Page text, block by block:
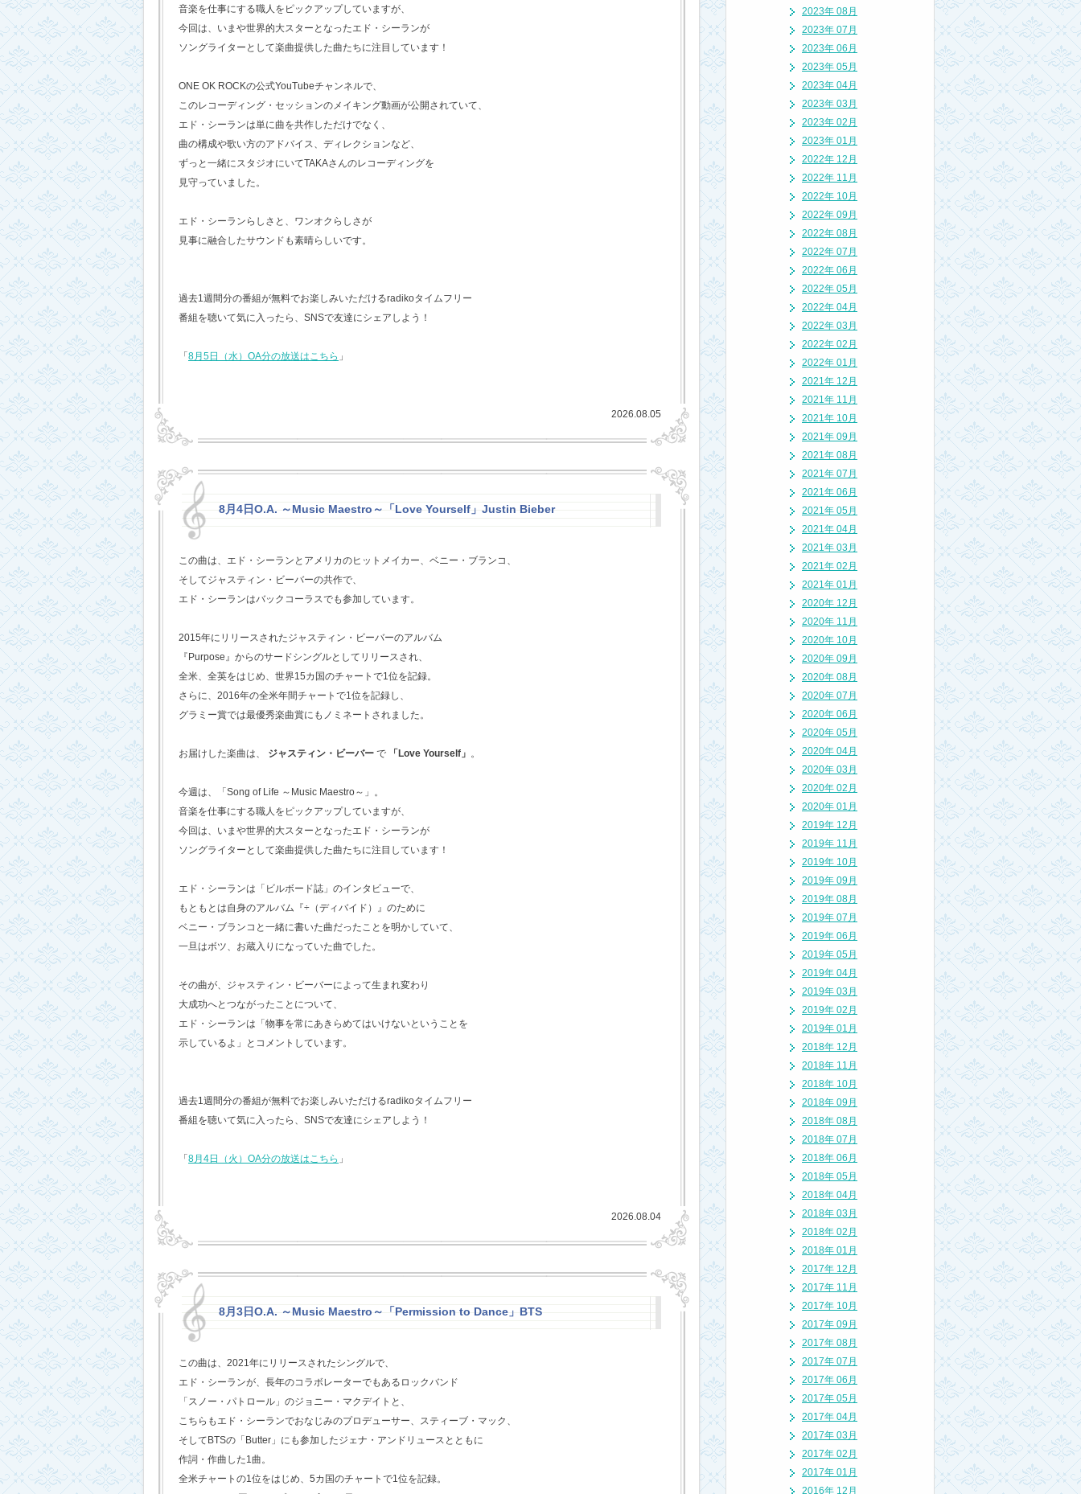
音楽を仕事にする職人をピックアップしていますが、
今回は、いまや世界的大スターとなったエド・シーランが
ソングライターとして楽曲提供した曲たちに注目しています！
ONE OK ROCKの公式YouTubeチャンネルで、
このレコーディング・セッションのメイキング動画が公開されていて、
エド・シーランは単に曲を共作しただけでなく、
曲の構成や歌い方のアドバイス、ディレクションなど、
ずっと一緒にスタジオにいてTAKAさんのレコーディングを
見守っていました。
エド・シーランらしさと、ワンオクらしさが
見事に融合したサウンドも素晴らしいです。
過去1週間分の番組が無料でお楽しみいただけるradikoタイムフリー
番組を聴いて気に入ったら、SNSで友達にシェアしよう！
「 8月5日（水）OA分の放送はこちら 」
2026.08.05
8月4日O.A. ～Music Maestro～「Love Yourself」Justin Bieber
この曲は、エド・シーランとアメリカのヒットメイカー、ベニー・ブランコ、
そしてジャスティン・ビーバーの共作で、
エド・シーランはバックコーラスでも参加しています。
2015年にリリースされたジャスティン・ビーバーのアルバム
『Purpose』からのサードシングルとしてリリースされ、
全米、全英をはじめ、世界15カ国のチャートで1位を記録。
さらに、2016年の全米年間チャートで1位を記録し、
グラミー賞では最優秀楽曲賞にもノミネートされました。
お届けした楽曲は、 ジャスティン・ビーバー で 「Love Yourself」 。
今週は、「Song of Life ～Music Maestro～」。
音楽を仕事にする職人をピックアップしていますが、
今回は、いまや世界的大スターとなったエド・シーランが
ソングライターとして楽曲提供した曲たちに注目しています！
エド・シーランは「ビルボード誌」のインタビューで、
もともとは自身のアルバム『÷（ディバイド）』のために
ベニー・ブランコと一緒に書いた曲だったことを明かしていて、
一旦はボツ、お蔵入りになっていた曲でした。
その曲が、ジャスティン・ビーバーによって生まれ変わり
大成功へとつながったことについて、
エド・シーランは「物事を常にあきらめてはいけないということを
示しているよ」とコメントしています。
過去1週間分の番組が無料でお楽しみいただけるradikoタイムフリー
番組を聴いて気に入ったら、SNSで友達にシェアしよう！
「 8月4日（火）OA分の放送はこちら 」
2026.08.04
8月3日O.A. ～Music Maestro～「Permission to Dance」BTS
この曲は、2021年にリリースされたシングルで、
エド・シーランが、長年のコラボレーターでもあるロックバンド
「スノー・パトロール」のジョニー・マクデイトと、
こちらもエド・シーランでおなじみのプロデューサー、スティーブ・マック、
そしてBTSの「Butter」にも参加したジェナ・アンドリュースとともに
作詞・作曲した1曲。
全米チャートの1位をはじめ、5カ国のチャートで1位を記録。
2023年 08月
2023年 07月
2023年 06月
2023年 05月
2023年 04月
2023年 03月
2023年 02月
2023年 01月
2022年 12月
2022年 11月
2022年 10月
2022年 09月
2022年 08月
2022年 07月
2022年 06月
2022年 05月
2022年 04月
2022年 03月
2022年 02月
2022年 01月
2021年 12月
2021年 11月
2021年 10月
2021年 09月
2021年 08月
2021年 07月
2021年 06月
2021年 05月
2021年 04月
2021年 03月
2021年 02月
2021年 01月
2020年 12月
2020年 11月
2020年 10月
2020年 09月
2020年 08月
2020年 07月
2020年 06月
2020年 05月
2020年 04月
2020年 03月
2020年 02月
2020年 01月
2019年 12月
2019年 11月
2019年 10月
2019年 09月
2019年 08月
2019年 07月
2019年 06月
2019年 05月
2019年 04月
2019年 03月
2019年 02月
2019年 01月
2018年 12月
2018年 11月
2018年 10月
2018年 09月
2018年 08月
2018年 07月
2018年 06月
2018年 05月
2018年 04月
2018年 03月
2018年 02月
2018年 01月
2017年 12月
2017年 11月
2017年 10月
2017年 09月
2017年 08月
2017年 07月
2017年 06月
2017年 05月
2017年 04月
2017年 03月
2017年 02月
2017年 01月
2016年 12月